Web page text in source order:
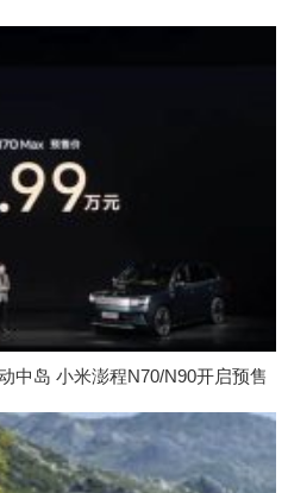
中岛 小米澎程N70/N90开启预售